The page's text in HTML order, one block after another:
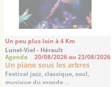
Un peu plus loin à 4 Km
Lunel-Viel - Hérault
Agenda 20/08/2026 au 23/08/2026
Un piano sous les arbres
Festival jazz, classique, soul,
musique du monde ...